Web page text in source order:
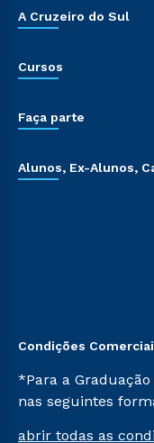
A Cruzeiro do Sul
Cursos
Faça parte
Alunos, Ex-Alunos,
Condições
*Para a
nas seguintes
abrir todas as